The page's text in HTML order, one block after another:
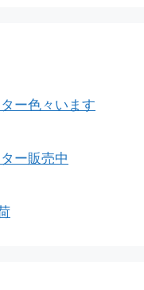
ー色々います
ー販売中